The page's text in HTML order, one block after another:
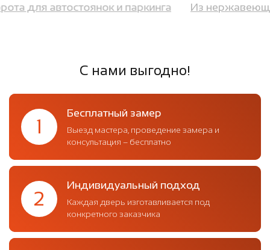
для автостоянок и паркинга Из
С нами выгодно!
1
Бесплатный замер
Выезд мастера, проведение замера и
консультация – бесплатно
2
Индивидуальный подход
Каждая дверь изготавливается под
конкретного заказчика